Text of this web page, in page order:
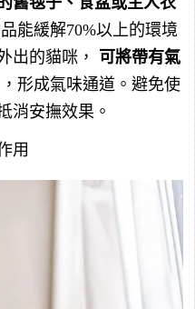
能緩解70%以上的環境
出的貓咪， 可將帶有氣
，形成氣味通道。避免使
消安撫效果。
用